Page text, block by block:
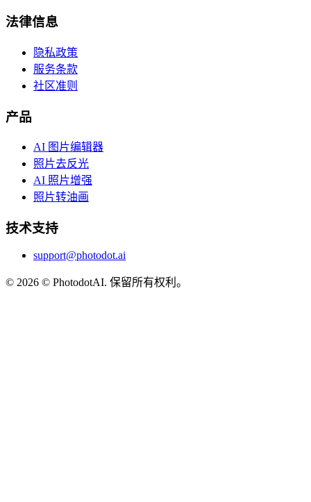
法律信息
隐私政策
服务条款
社区准则
产品
AI 图片编辑器
照片去反光
AI 照片增强
照片转油画
技术支持
support@photodot.ai
© 2026 © PhotodotAI. 保留所有权利。